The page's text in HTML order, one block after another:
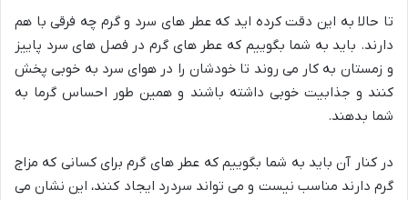
تا حالا به این دقت کرده اید که عطر های سرد و گرم چه فرقی با هم
دارند. باید به شما بگوییم که عطر های گرم در فصل های سرد پاییز
و زمستان به کار می روند تا خودشان را در هوای سرد به خوبی پخش
کنند و جذابیت خوبی داشته باشند و همین طور احساس گرما به
شما بدهند.
در کنار آن باید به شما بگوییم که عطر های گرم برای کسانی که مزاج
گرم دارند مناسب نیست و می تواند سردرد ایجاد کنند، این نشان می